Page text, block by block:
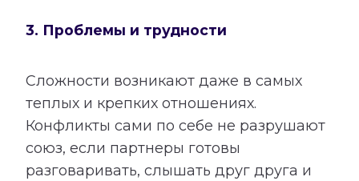
3. Проблемы и трудности
Сложности возникают даже в самых
теплых и крепких отношениях.
Конфликты сами по себе не разрушают
союз, если партнеры готовы
разговаривать, слышать друг друга и